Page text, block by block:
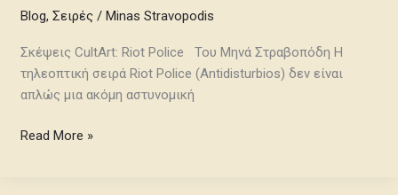
Blog, Σειρές/ Minas Stravopodis
Σκέψεις CultArt: Riot Police Του Μηνά Στραβοπόδη Η
τηλεοπτική σειρά Riot Police (Antidisturbios) δεν είναι
απλώς μια ακόμη αστυνομική
Read More »